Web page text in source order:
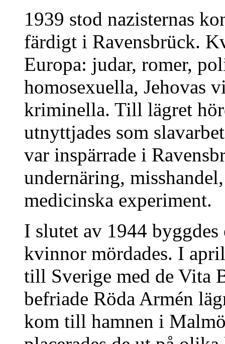
1939 stod nazisternas
färdigt i Ravensbrück.
Europa: judar, romer,
homosexuella, Jehovas
kriminella. Till lägret
utnyttjades som
var inspärrade i
undernäring,
medicinska experiment.
I slutet av 1944 byggdes
kvinnor mördades. I
till Sverige med de Vita
befriade Röda Armén
kom till hamnen i